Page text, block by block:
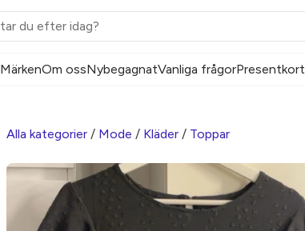
MärkenOm ossNybegagnatVanliga frågorPresentkort
Alla kategorier / Mode / Kläder / Toppar